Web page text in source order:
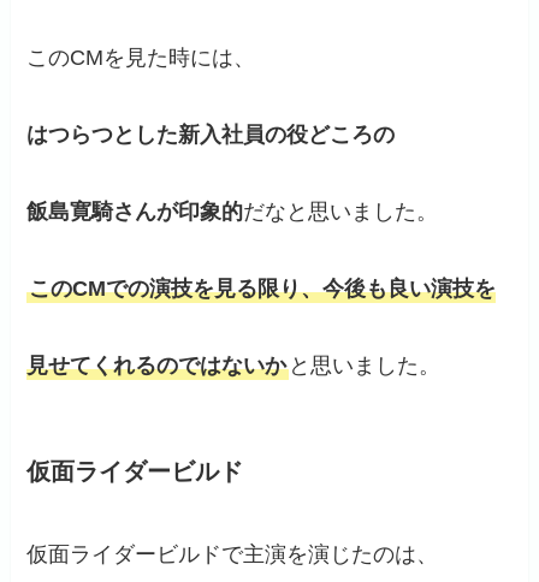
このCMを見た時には、
はつらつとした新入社員の役どころの
飯島寛騎さんが印象的だなと思いました。
このCMでの演技を見る限り、今後も良い演技を
見せてくれるのではないか と思いました。
仮面ライダービルド
仮面ライダービルドで主演を演じたのは、